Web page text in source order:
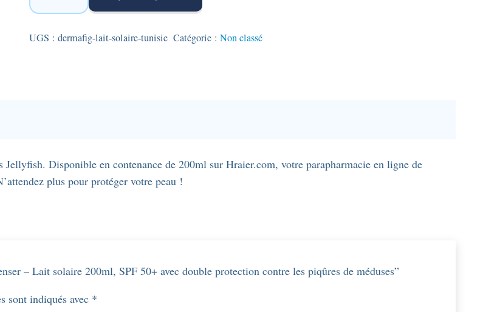
Dermafig
Summer
avec
double
de
UGS : dermafig-lait-solaire-tunisie Catégorie :Non classé
Disponible en contenance de 200ml sur Hraier.com, votre parapharmacie en ligne de
plus pour protéger votre peau !
– Lait solaire 200ml, SPF 50+ avec double protection contre les piqûres de méduses”
sont indiqués avec *